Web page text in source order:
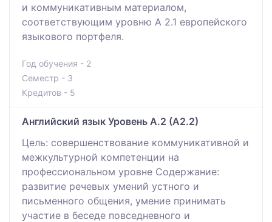
и коммуникативным материалом,
соответствующим уровню А 2.1 европейского
языкового портфеля.
Год обучения - 2
Семестр - 3
Кредитов - 5
Английский язык Уровень А.2 (А2.2)
Цель: совершенствование коммуникативной и
межкультурной компетенции на
профессиональном уровне Содержание:
развитие речевых умений устного и
письменного общения, умение принимать
участие в беседе повседневного и